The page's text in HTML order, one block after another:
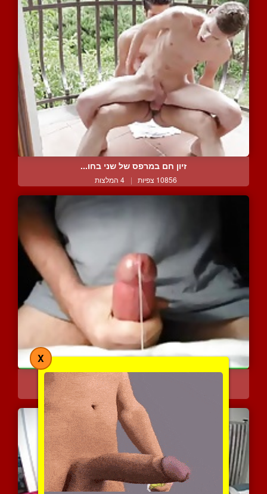
זיון חם במרפס של שני בחו...
10856 צפיות | 4 המלצות
תשוקה אינטימית לבדי
| 1 המלצות
X